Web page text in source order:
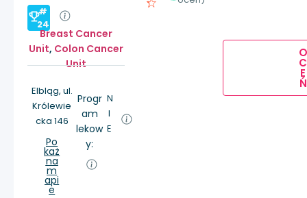
#
24
Breast Cancer
Unit, Colon Cancer
Unit
Elbląg, ul.
Królewie
cka 146
Po
każ
na
m
api
e
Progr
am
lekow
y:
N
I
E
O
C
E
Ń